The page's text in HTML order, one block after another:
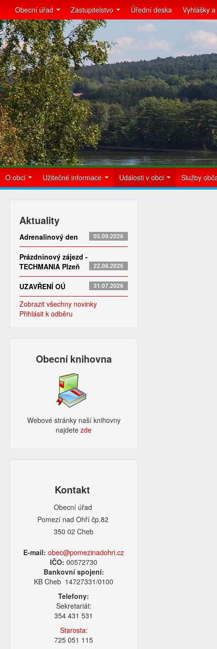
Obecní úřad Zastupitelstvo Úřední deska Vyhlášky
O obci Užitečné informace Události v obci Služby
Aktuality
Adrenalinový den 05.09.2026
Prázdninový zájezd -
TECHMANIA Plzeň
22.08.2026
UZAVŘENÍ OÚ 31.07.2026
Zobrazit všechny novinky
Přihlásit k odběru
Obecní knihovna
Webové stránky naší knihovny
najdetezde​
Kontakt
Obecní úřad
Pomezí nad Ohří čp.82
350 02 Cheb
E-mail: obec@pomezinadohri.cz
IČO:00572730
Bankovní spojení:
KB Cheb 14727331/0100
Telefony:
Sekretariát:
354 431 531
Starosta:
725 051 115